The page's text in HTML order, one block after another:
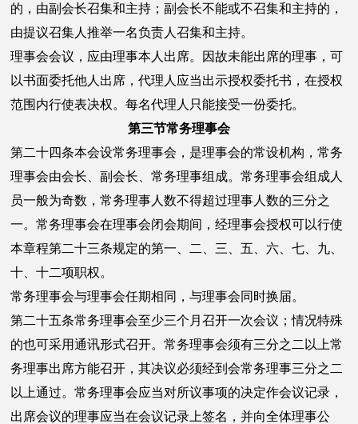
的，由副会长召集和主持；副会长不能或不召集和主持的，
由提议召集人推举一名负责人召集和主持。
理事会会议，应由理事本人出席。因故未能出席的理事，可
以书面委托他人出席，代理人应当出示授权委托书，在授权
范围内行使表决权。每名代理人只能接受一份委托。
第三节常务理事会
第二十四条本会设常务理事会，是理事会的常设机构，常务
理事会由会长、副会长、常务理事组成。常务理事会组成人
员一般为奇数，常务理事人数不得超过理事人数的三分之
一。常务理事会在理事会闭会期间，经理事会授权可以行使
本章程第二十三条规定的第一、二、三、五、六、七、九、
十、十二项职权。
常务理事会与理事会任期相同，与理事会同时换届。
第二十五条常务理事会至少三个月召开一次会议；情况特殊
的也可采用通讯形式召开。常务理事会须有三分之二以上常
务理事出席方能召开，其决议必须经到会常务理事三分之二
以上通过。常务理事会应当对所议事项的决定作会议记录，
出席会议的理事应当在会议记录上签名，并向全体理事公